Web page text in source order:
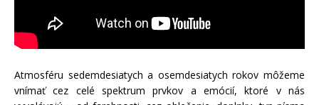
Atmosféru sedemdesiatych a osemdesiatych rokov môžeme
vnímať cez celé spektrum prvkov a emócií, ktoré v nás